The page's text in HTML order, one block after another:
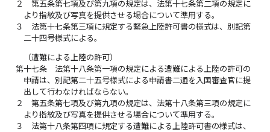
２
第五条第七項及び第九項の規定は、法第十七条第二項の規定に
より指紋及び写真を提供させる場合について準用する。
３
法第十七条第三項に規定する緊急上陸許可書の様式は、別記第
二十四号様式による。
（遭難による上陸の許可）
第十七条
法第十八条第一項の規定による遭難による上陸の許可の
申請は、別記第二十五号様式による申請書二通を入国審査官に提
出して行わなければならない。
２
第五条第七項及び第九項の規定は、法第十八条第三項の規定に
より指紋及び写真を提供させる場合について準用する。
３
法第十八条第四項に規定する遭難による上陸許可書の様式は、